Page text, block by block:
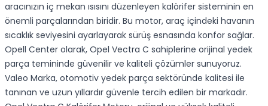
aracınızın iç mekan ısısını düzenleyen kalörifer sisteminin en
önemli parçalarından biridir. Bu motor, araç içindeki havanın
sıcaklık seviyesini ayarlayarak sürüş esnasında konfor sağlar.
Opell Center olarak, Opel Vectra C sahiplerine orijinal yedek
parça temininde güvenilir ve kaliteli çözümler sunuyoruz.
Valeo Marka, otomotiv yedek parça sektöründe kalitesi ile
tanınan ve uzun yıllardır güvenle tercih edilen bir markadır.